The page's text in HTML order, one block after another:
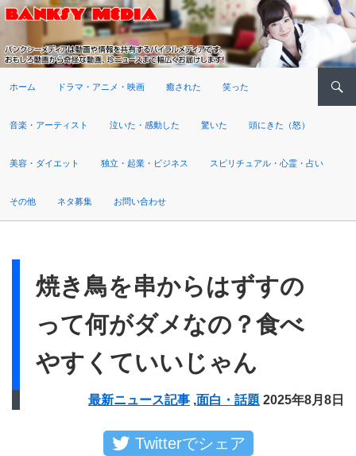
ホーム ドラマ・アニメ・映画 癒された 笑った
音楽・アーティスト 泣いた・感動した 驚いた 頭にきた（怒）
美容・ダイエット 独立・起業・ビジネス スピリチュアル・心霊・占い
その他 ネタ募集 お問い合わせ
焼き鳥を串からはずすの
って何がダメなの？食べ
やすくていいじゃん
最新ニュース記事 ,面白・話題 2025年8月8日
Twitterでシェア